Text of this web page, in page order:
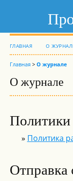
ГЛАВНАЯ О
Главная> О журнале
О журнале
Политики
» Политика
Отправка